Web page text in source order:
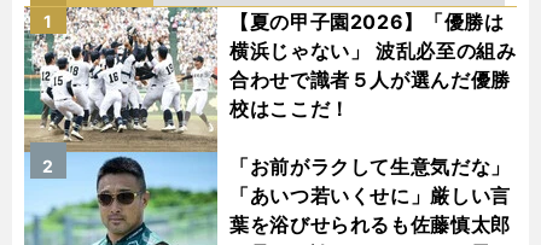
【夏の甲子園2026】「優勝は
横浜じゃない」 波乱必至の組み
合わせで識者５人が選んだ優勝
校はここだ！
1
「お前がラクして生意気だな」
「あいつ若いくせに」厳しい言
葉を浴びせられるも佐藤慎太郎
2